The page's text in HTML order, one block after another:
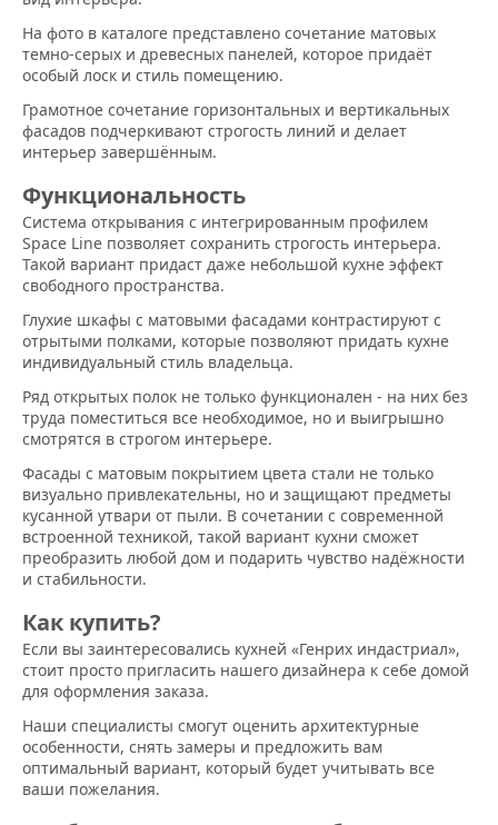
На фото в каталоге представлено сочетание матовых
темно-серых и древесных панелей, которое придаёт
особый лоск и стиль помещению.
Грамотное сочетание горизонтальных и вертикальных
фасадов подчеркивают строгость линий и делает
интерьер завершённым.
Функциональность
Система открывания с интегрированным профилем
Space Line позволяет сохранить строгость интерьера.
Такой вариант придаст даже небольшой кухне эффект
свободного пространства.
Глухие шкафы с матовыми фасадами контрастируют с
отрытыми полками, которые позволяют придать кухне
индивидуальный стиль владельца.
Ряд открытых полок не только функционален - на них без
труда поместиться все необходимое, но и выигрышно
смотрятся в строгом интерьере.
Фасады с матовым покрытием цвета стали не только
визуально привлекательны, но и защищают предметы
кусанной утвари от пыли. В сочетании с современной
встроенной техникой, такой вариант кухни сможет
преобразить любой дом и подарить чувство надёжности
и стабильности.
Как купить?
Если вы заинтересовались кухней «Генрих индастриал»,
стоит просто пригласить нашего дизайнера к себе домой
для оформления заказа.
Наши специалисты смогут оценить архитектурные
особенности, снять замеры и предложить вам
оптимальный вариант, который будет учитывать все
ваши пожелания.